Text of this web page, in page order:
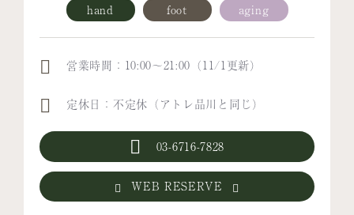
hand foot aging
営業時間：10:00～21:00（11/1更新）
定休日：不定休（アトレ品川と同じ）
03-6716-7828
WEB RESERVE